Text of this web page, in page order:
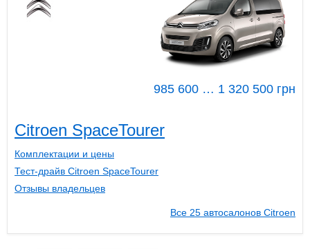
985 600 … 1 320 500 грн
Citroen SpaceTourer
Комплектации и цены
Тест-драйв Citroen SpaceTourer
Отзывы владельцев
Все 25 автосалонов Citroen